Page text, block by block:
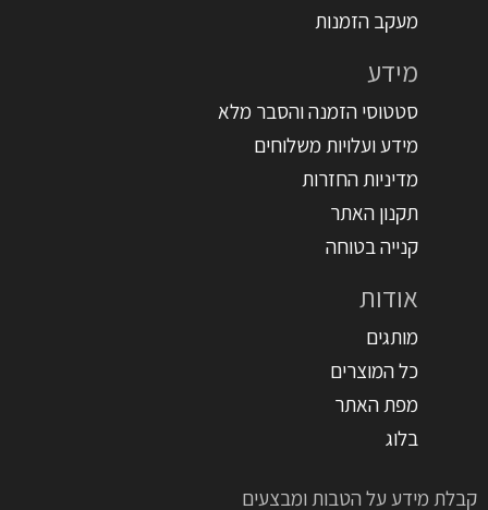
מעקב הזמנות
מידע
סטטוסי הזמנה והסבר מלא
מידע ועלויות משלוחים
מדיניות החזרות
תקנון האתר
קנייה בטוחה
אודות
מותגים
כל המוצרים
מפת האתר
בלוג
קבלת מידע על הטבות ומבצעים